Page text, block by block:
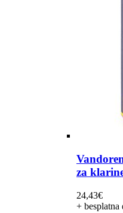
za
24,43€
+ besplatna